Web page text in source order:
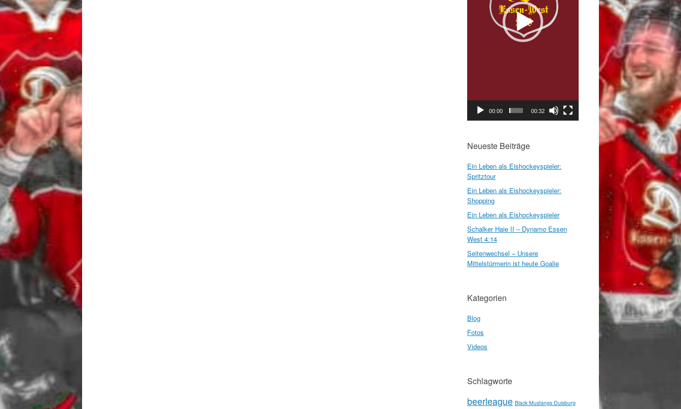
00:00 00:32
Neueste Beiträge
Ein Leben als Eishockeyspieler:
Spritztour
Ein Leben als Eishockeyspieler:
Shopping
Ein Leben als Eishockeyspieler
Schalker Haie II – Dynamo Essen
West 4:14
Seitenwechsel – Unsere
Mittelstürmerin ist heute Goalie
Kategorien
Blog
Fotos
Videos
Schlagworte
beerleague Black Mustangs Duisburg